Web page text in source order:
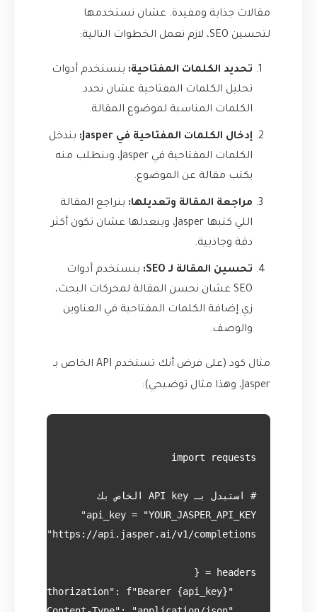
مقالات جذابة ومفيدة. عشان نستخدمها
لتحسين SEO، لازم نعمل الخطوات التالية:
تحديد الكلمات المفتاحية: بنستخدم أدوات
تحليل الكلمات المفتاحية عشان نحدد
الكلمات المناسبة لموضوع المقالة.
إدخال الكلمات المفتاحية في Jasper:
بندخل
الكلمات المفتاحية في Jasper، وبنطلب منه
يكتب مقالة عن الموضوع.
مراجعة المقالة وتعديلها: بنراجع المقالة
اللي كتبها Jasper، وبنعدلها عشان تكون أكثر
دقة وجاذبية.
تحسين المقالة لـ SEO:
بنستخدم أدوات
SEO عشان نحسن المقالة لمحركات البحث،
زي إضافة الكلمات المفتاحية في العناوين
والوصف.
مثال كود (على فرض أنك تستخدم API الخاص بـ
Jasper، وهذا مثال توضيحي):